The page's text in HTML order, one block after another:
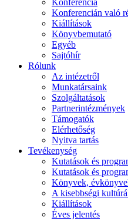
Konferencia
Konferencián való
Kiállítások
Könyvbemutató
Egyéb
Sajtóhír
Rólunk
Az intézetről
Munkatársaink
Szolgáltatások
Partnerintézmények
Támogatók
Elérhetőség
Nyitva tartás
Tevékenység
Kutatások és
Kutatások és
Könyvek,
A kisebbségi
Kiállítások
Éves jelentés